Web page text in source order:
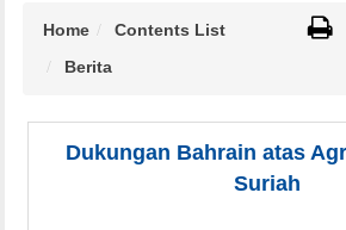
Home
Contents List
Berita
Dukungan Bahrain atas
Suriah